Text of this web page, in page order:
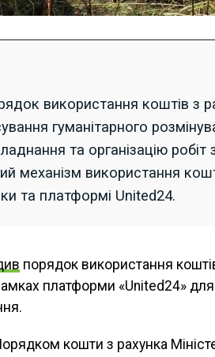
використання коштів з
гуманітарного
та організацію робіт
механізм використання
та платформі United24.
порядок використання
платформи «United24»
кошти з рахунка